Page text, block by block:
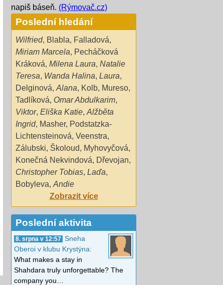
napiš báseň. (Rýmovač.cz)
Poslední hledání
Wilfried, Blabla, Falladová,
Miriam Marcela, Pecháčková
Kráková, Milena Laura, Natalie
Teresa, Wanda Halina, Laura,
Delginová, Alana, Kolb, Mureso,
Tadlíková, Omar Abdulkarim,
Viktor, Eliška Katie, Alžběta
Ingrid, Masher, Podstatzka-
Lichtensteinová, Veenstra,
Zálubski, Školoud, Myhovyčová,
Konečná Nekvindová, Dřevojan,
Christopher Tobias, Laďa,
Bobyleva, Andie
Zobrazit více
Poslední aktivita
8. srpna v 12:57
Sneha
Oberoi v klubu Krystýna:
What makes a stay in
Shahdara truly unforgettable? The
company you…